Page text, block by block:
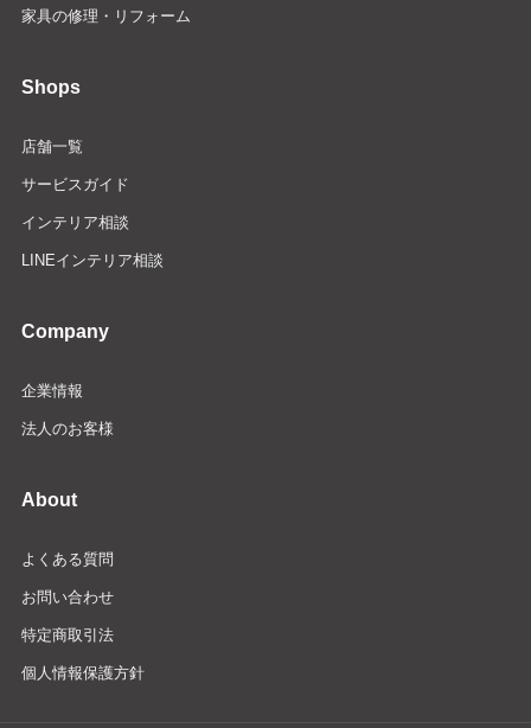
家具の修理・リフォーム
Shops
店舗一覧
サービスガイド
インテリア相談
LINEインテリア相談
Company
企業情報
法人のお客様
About
よくある質問
お問い合わせ
特定商取引法
個人情報保護方針